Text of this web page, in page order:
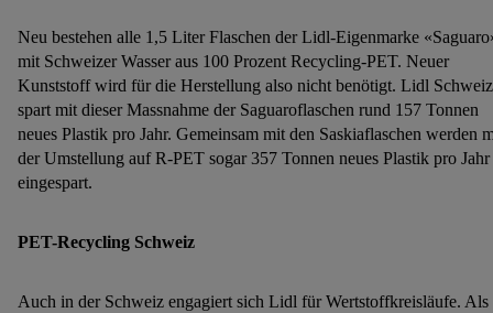
Neu bestehen alle 1,5 Liter Flaschen der Lidl-Eigenmarke
mit Schweizer Wasser aus 100 Prozent Recycling-PET. Neuer
Kunststoff wird für die Herstellung also nicht benötigt. Lidl Schweiz
spart mit dieser Massnahme der Saguaroflaschen rund 157 Tonnen
neues Plastik pro Jahr. Gemeinsam mit den Saskiaflaschen werden
der Umstellung auf R-PET sogar 357 Tonnen neues Plastik pro Jahr
eingespart.
PET-Recycling Schweiz
Auch in der Schweiz engagiert sich Lidl für Wertstoffkreisläufe. Als